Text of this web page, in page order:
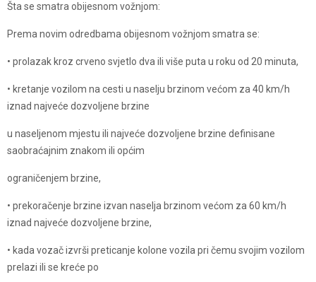
Šta se smatra obijesnom vožnjom:
Prema novim odredbama obijesnom vožnjom smatra se:
• prolazak kroz crveno svjetlo dva ili više puta u roku od 20 minuta,
• kretanje vozilom na cesti u naselju brzinom većom za 40 km/h
iznad najveće dozvoljene brzine
u naseljenom mjestu ili najveće dozvoljene brzine definisane
saobraćajnim znakom ili općim
ograničenjem brzine,
• prekoračenje brzine izvan naselja brzinom većom za 60 km/h
iznad najveće dozvoljene brzine,
• kada vozač izvrši preticanje kolone vozila pri čemu svojim vozilom
prelazi ili se kreće po